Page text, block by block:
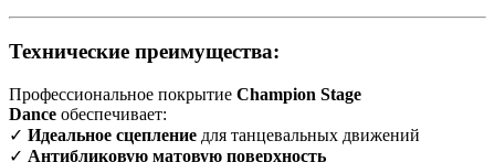
Технические преимущества:
Профессиональное покрытие Champion Stage
Dance обеспечивает:
✓ Идеальное сцепление для танцевальных движений
✓ Антибликовую матовую поверхность